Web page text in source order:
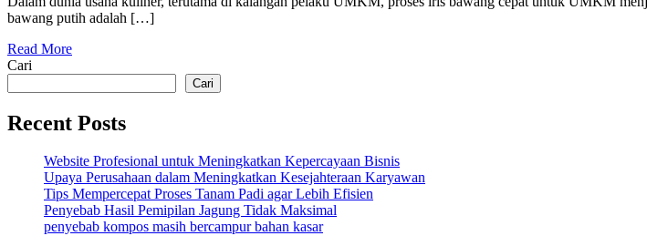
Bawang
untuk
UMKM,
bawang putih adalah […]
Read More
Cari
Cari
Recent Posts
Website Profesional untuk Meningkatkan Kepercayaan Bisnis
Upaya Perusahaan dalam Meningkatkan Kesejahteraan Karyawan
Tips Mempercepat Proses Tanam Padi agar Lebih Efisien
Penyebab Hasil Pemipilan Jagung Tidak Maksimal
penyebab kompos masih bercampur bahan kasar